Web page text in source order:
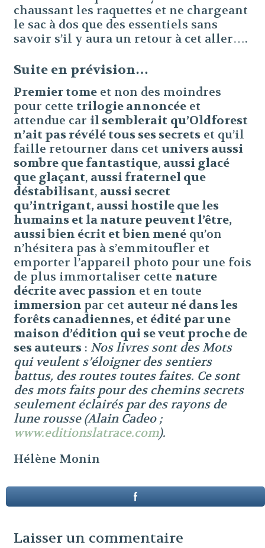
chaussant les raquettes et ne chargeant
le sac à dos que des essentiels sans
savoir s’il y aura un retour à cet aller….
Suite en prévision…
Premier tomeet non des moindres
pour cette trilogie annoncéeet
attendue car il semblerait qu’Oldforest
n’ait pas révélé tous ses secretset qu’il
faille retourner dans cet univers aussi
sombre que fantastique, aussi glacé
que glaçant, aussi fraternel que
déstabilisant, aussi secret
qu’intrigant, aussi hostile que les
humains et la nature peuvent l’être,
aussi bien écrit et bien menéqu’on
n’hésitera pas à s’emmitoufler et
emporter l’appareil photo pour une fois
de plus immortaliser cette nature
décrite avec passion et en toute
immersion par cet auteur né dans les
forêts canadiennes, et édité par une
maison d’édition qui se veut proche de
ses auteurs: Nos livres sont des Mots
qui veulent s’éloigner des sentiers
battus, des routes toutes faites. Ce sont
des mots faits pour des chemins secrets
seulement éclairés par des rayons de
lune rousse (Alain Cadeo ;
www.editionslatrace.com).
Hélène Monin
Laisser un commentaire